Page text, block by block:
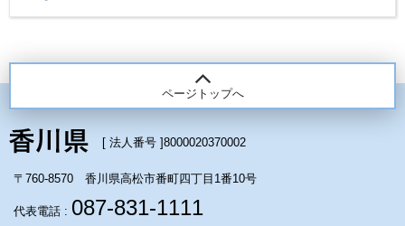
ページトップへ
[ 法人番号 ]8000020370002
〒760-8570 香川県高松市番町四丁目1番10号
代表電話 : 087-831-1111